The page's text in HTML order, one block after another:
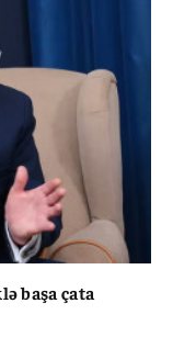
başa çata